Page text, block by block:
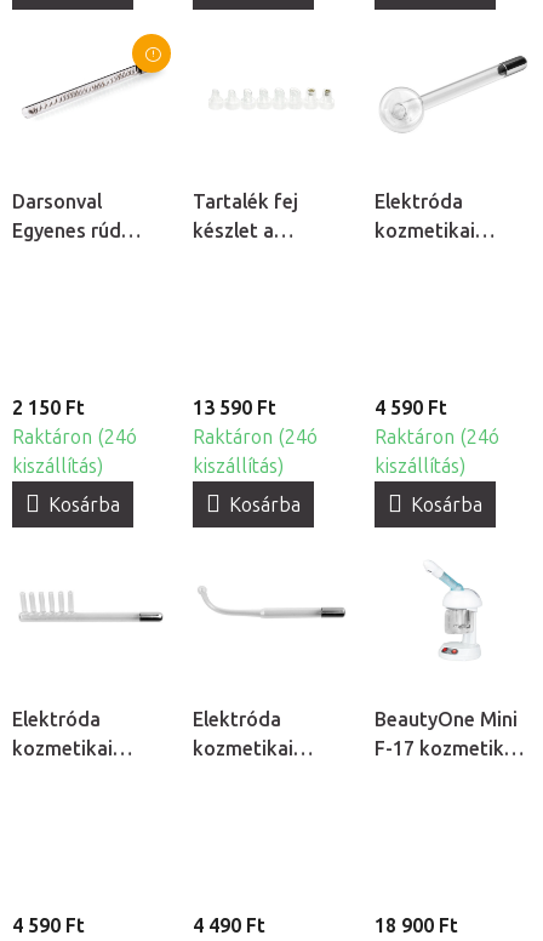
Darsonval
Egyenes rúd
2 150 Ft
Raktáron (24ó
kiszállítás)
Kosárba
Tartalék fej
készlet a
13 590 Ft
Raktáron (24ó
kiszállítás)
Kosárba
Elektróda
kozmetikai
4 590 Ft
Raktáron (24ó
kiszállítás)
Kosárba
Elektróda
kozmetikai
4 590 Ft
Elektróda
kozmetikai
4 490 Ft
BeautyOne Mini
F-17 kozmetikai
18 900 Ft